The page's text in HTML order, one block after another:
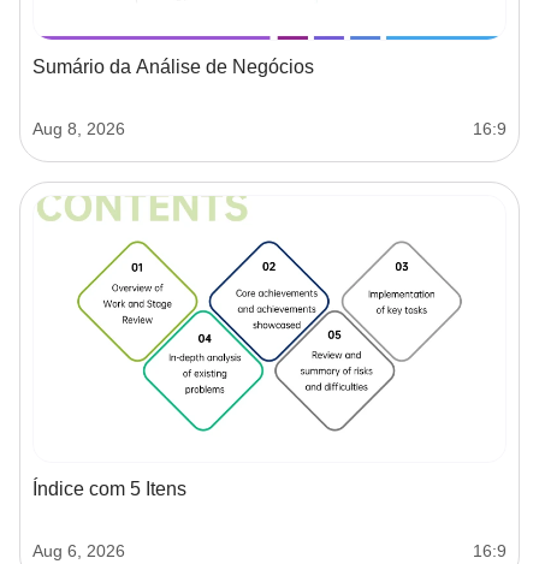
Sumário da Análise de Negócios
Aug 8, 2026 16:9
Índice com 5 Itens
Aug 6, 2026 16:9